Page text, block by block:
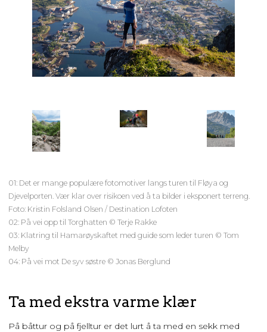
01: Det er mange populære fotomotiver langs turen til Fløya og
Djevelporten. Vær klar over risikoen ved å ta bilder i eksponert terreng.
Foto: Kristin Folsland Olsen / Destination Lofoten
02: På vei opp til Torghatten © Terje Rakke
03: Klatring til Hamarøyskaftet med guide som leder turen © Tom
Melby
04: På vei mot De syv søstre © Jonas Berglund
Ta med ekstra varme klær
På båttur og på fjelltur er det lurt å ta med en sekk med